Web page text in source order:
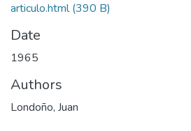
articulo.html(390 B)
Date
1965
Authors
Londoño, Juan